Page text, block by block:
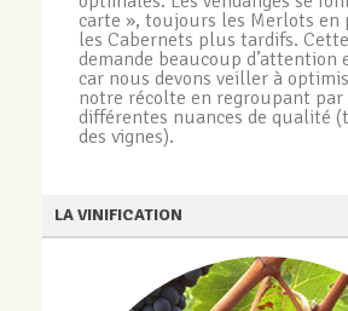
carte », toujours les Merlots en
les Cabernets plus tardifs.
demande beaucoup d’attention
car nous devons veiller à
notre récolte en regroupant par
différentes nuances de qualité
des vignes).
LA VINIFICATION